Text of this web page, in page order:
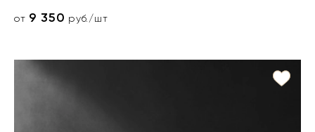
от 9 350 руб./шт